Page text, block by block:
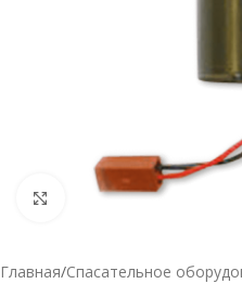
Нажмите, чтобы
Главная/Спасательное